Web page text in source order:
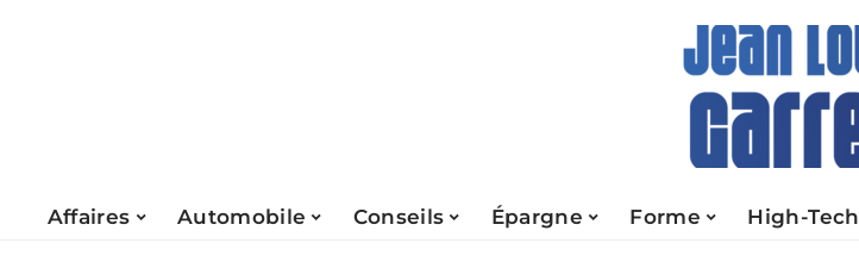
Affaires Automobile Conseils Épargne Forme High-Tech